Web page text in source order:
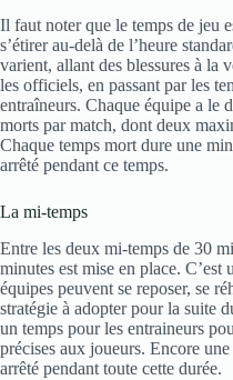
Il faut noter que le temps de jeu
s’étirer au-delà de l’heure
varient, allant des blessures à la
les officiels, en passant par les
entraîneurs. Chaque équipe a le
morts par match, dont deux
Chaque temps mort dure une
arrêté pendant ce temps.
La mi-temps
Entre les deux mi-temps de 30
minutes est mise en place.
équipes peuvent se reposer, se
stratégie à adopter pour la suite
un temps pour les entraineurs
précises aux joueurs. Encore
arrêté pendant toute cette durée.